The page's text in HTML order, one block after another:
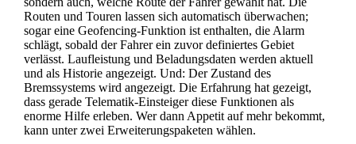
Routen und Touren lassen sich automatisch überwachen;
sogar eine Geofencing-Funktion ist enthalten, die Alarm
schlägt, sobald der Fahrer ein zuvor definiertes Gebiet
verlässt. Laufleistung und Beladungsdaten werden aktuell
und als Historie angezeigt. Und: Der Zustand des
Bremssystems wird angezeigt. Die Erfahrung hat gezeigt,
dass gerade Telematik-Einsteiger diese Funktionen als
enorme Hilfe erleben. Wer dann Appetit auf mehr bekommt,
kann unter zwei Erweiterungspaketen wählen.